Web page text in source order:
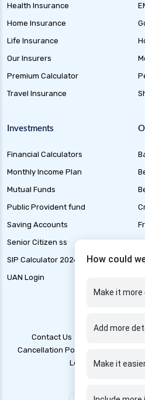
Health Insurance for High
Health Insurance for High
Health Insurance for
Health Insurance for
Health Insurance for
Health Insurance for
Health Insurance for
Health Insurance for
Health Insurance for
Health Insurance for
Health Insurance for
Health Insurance for
How could
Make it
Add more
Make it
Health Insurance
Home Insurance
Life Insurance
Our Insurers
Premium Calculator
Travel Insurance
Investments
Financial Calculators
Monthly Income Plan
Mutual Funds
Public Provident fund
Saving Accounts
Senior Citizen ss
SIP Calculator 2024
UAN Login
Contact Us
Cancellation Policy
Legal Policy